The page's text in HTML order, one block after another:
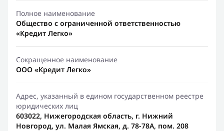
Полное наименование
Общество с ограниченной ответственностью
«Кредит Легко»
Сокращенное наименование
ООО «Кредит Легко»
Адрес, указанный в едином государственном реестре
юридических лиц
603022, Нижегородская область, г. Нижний
Новгород, ул. Малая Ямская, д. 78-78А, пом. 208